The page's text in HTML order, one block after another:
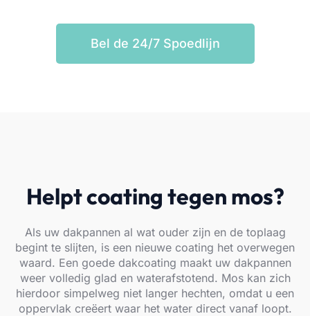
Bel de 24/7 Spoedlijn
Helpt coating tegen mos?
Als uw dakpannen al wat ouder zijn en de toplaag
begint te slijten, is een nieuwe coating het overwegen
waard. Een goede dakcoating maakt uw dakpannen
weer volledig glad en waterafstotend. Mos kan zich
hierdoor simpelweg niet langer hechten, omdat u een
oppervlak creëert waar het water direct vanaf loopt.